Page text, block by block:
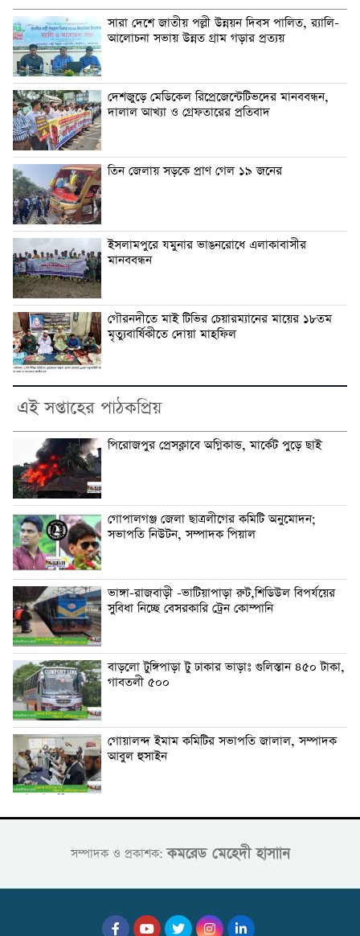
সারা দেশে জাতীয় পল্লী উন্নয়ন দিবস পালিত, র‍্যালি-
আলোচনা সভায় উন্নত গ্রাম গড়ার প্রত্যয়
দেশজুড়ে মেডিকেল রিপ্রেজেন্টেটিভদের মানববন্ধন,
দালাল আখ্যা ও গ্রেফতারের প্রতিবাদ
তিন জেলায় সড়কে প্রাণ গেল ১৯ জনের
ইসলামপুরে যমুনার ভাঙনরোধে এলাকাবাসীর
মানববন্ধন
গৌরনদীতে মাই টিভির চেয়ারম্যানের মায়ের ১৮তম
মৃত্যুবার্ষিকীতে দোয়া মাহফিল
এই সপ্তাহের পাঠকপ্রিয়
পিরোজপুর প্রেসক্লাবে অগ্নিকান্ড, মার্কেট পুড়ে ছাই
গোপালগঞ্জ জেলা ছাত্রলীগের কমিটি অনুমোদন;
সভাপতি নিউটন, সম্পাদক পিয়াল
ভাঙ্গা-রাজবাড়ী -ভাটিয়াপাড়া রুট,শিডিউল বিপর্যয়ের
সুবিধা নিচ্ছে বেসরকারি ট্রেন কোম্পানি
বাড়লো টুঙ্গিপাড়া টু ঢাকার ভাড়াঃ গুলিস্তান ৪৫০ টাকা,
গাবতলী ৫০০
গোয়ালন্দ ইমাম কমিটির সভাপতি জালাল, সম্পাদক
আবুল হুসাইন
সম্পাদক ও প্রকাশক:কমরেড মেহেদী হাসাান